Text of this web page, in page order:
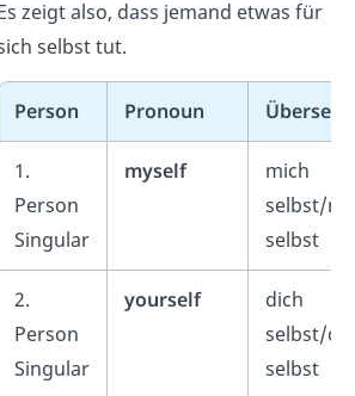
zeigt also, dass jemand etwas für
selbst tut.
Person Pronoun
1.
Person
Singular
myself
mich
selbst/
selbst
2.
Person
Singular
yourself
dich
selbst/dir
selbst